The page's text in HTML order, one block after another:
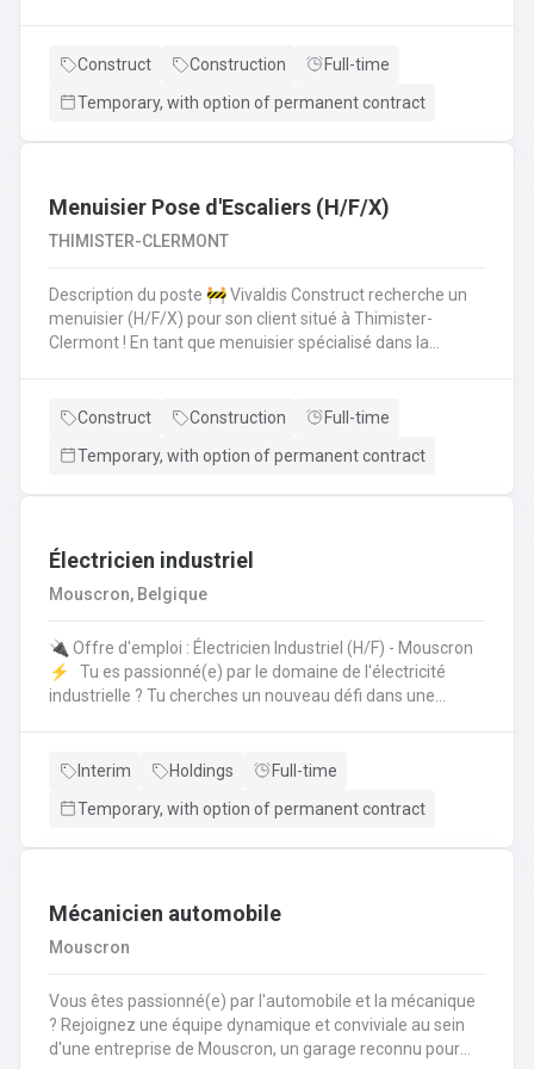
vous épanouir dans une mission pour du long terme?
Construct Construction
Full-time
Temporary, with option of permanent contract
Menuisier Pose d'Escaliers (H/F/X)
THIMISTER-CLERMONT
Description du poste 🚧 Vivaldis Construct recherche un
menuisier (H/F/X) pour son client situé à Thimister-
Clermont ! En tant que menuisier spécialisé dans la
escaliers dans divers types de bâtimentsAssurer un
équipe de trois ouvriers 💪 Avantages de la CP124 ✍️ Un
Construct Construction
Full-time
Temporary, with option of permanent contract
Électricien industriel
Mouscron, Belgique
🔌 Offre d'emploi : Électricien Industriel (H/F) - Mouscron
⚡️ Tu es passionné(e) par le domaine de l'électricité
industrielle ? Tu cherches un nouveau défi dans une
Type de contrat : Intérim avec possibilité de CDI Tes
équipements électriques industriels ⚙️ Mise en service
Interim Holdings
Full-time
Temporary, with option of permanent contract
Mécanicien automobile
Mouscron
Vous êtes passionné(e) par l'automobile et la mécanique
? Rejoignez une équipe dynamique et conviviale au sein
d'une entreprise de Mouscron, un garage reconnu pour